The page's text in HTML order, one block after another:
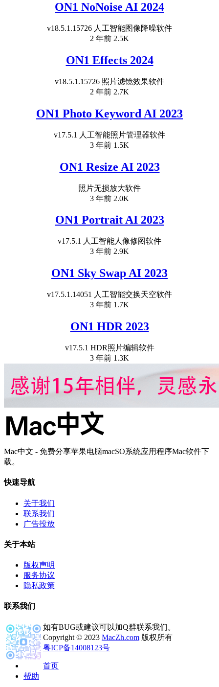
ON1 NoNoise AI 2024
v18.5.1.15726 人工智能图像降噪软件
2 年前 2.5K
ON1 Effects 2024
v18.5.1.15726 照片滤镜效果软件
2 年前 2.7K
ON1 Photo Keyword AI 2023
v17.5.1 人工智能照片管理器软件
3 年前 1.5K
ON1 Resize AI 2023
照片无损放大软件
3 年前 2.0K
ON1 Portrait AI 2023
v17.5.1 人工智能人像修图软件
3 年前 2.9K
ON1 Sky Swap AI 2023
v17.5.1.14051 人工智能交换天空软件
3 年前 1.7K
ON1 HDR 2023
v17.5.1 HDR照片编辑软件
3 年前 1.3K
Mac中文 - 免费分享苹果电脑macSO系统应用程序Mac软件下
载。
快速导航
关于我们
联系我们
广告投放
关于本站
版权声明
服务协议
隐私政策
联系我们
如有BUG或建议可以加Q群联系我们。
Copyright © 2023 MacZh.com 版权所有
粤ICP备14008123号
首页
帮助